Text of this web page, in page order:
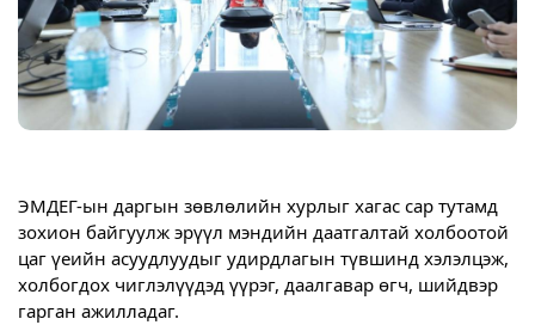
ЭМДЕГ-ын даргын зөвлөлийн хурлыг хагас сар тутамд
зохион байгуулж эрүүл мэндийн даатгалтай холбоотой
цаг үеийн асуудлуудыг удирдлагын түвшинд хэлэлцэж,
холбогдох чиглэлүүдэд үүрэг, даалгавар өгч, шийдвэр
гарган ажилладаг.